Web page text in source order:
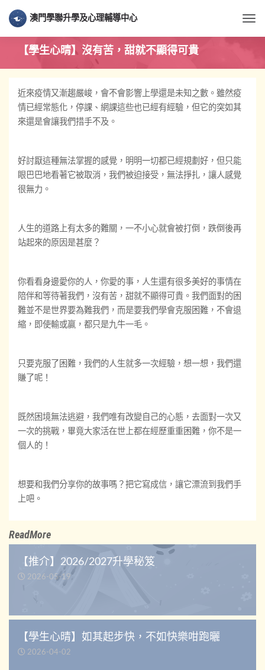
澳門學聯升學及心理輔導中心
【學生心晴】沒有苦，甜就不顯得可貴
近來疫情又漸趨嚴峻，會不會影響上學還是未知之數。雖然疫
情已經常態化，停課、網課這些也已經有經驗 ，但它的突如其
來還是會讓我們措手不及。
好討厭這種無法掌握的感覺，明明一切都已經規劃好，但只能
眼巴巴地看著它被取消，我們被迫接受，無法掙扎，讓人感覺
很無力。
人生的道路上有太多的難關，一不小心就會被打倒，跌倒後再
站起來的原因是甚麼？
你看看身邊愛你的人，你愛的事，人生還有很多美好的事情在
陪伴和等待著我們，沒有苦，甜就不顯得可貴。我們面對的困
難並不是世界要為難我們，而是要我們學會克服困難，不會退
縮，即使輸或贏，都只是九牛一毛。
只要克服了困難，我們的人生就多一次經驗，想一想，我們還
賺了呢！
既然困境無法逃避，我們唯有改變自己的心態，去面對一次又
一次的挑戰，畢竟大家活在世上都在經歷重重困難，你不是一
個人的！
想要和我們分享你的故事嗎？把它寫成信，讓它漂流到我們手
上吧。
ReadMore
【推介】2026/2027升學秘笈
2026-05-19
【學生心晴】如其起步快，不如快樂咁跑曬
2026-04-02